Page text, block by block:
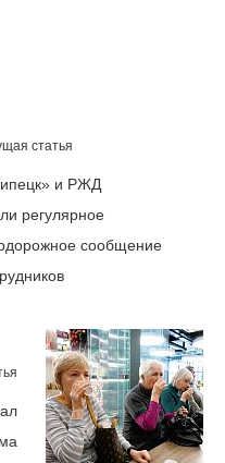
статья
и РЖД
регулярное
сообщение